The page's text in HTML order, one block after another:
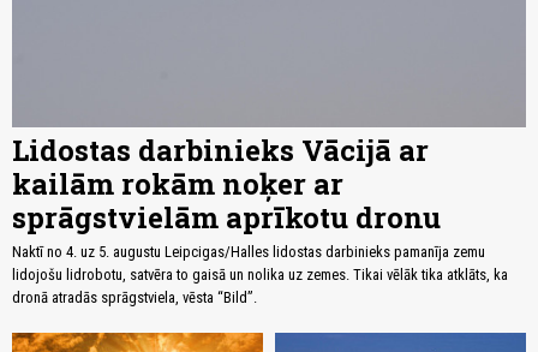
Lidostas darbinieks Vācijā ar
kailām rokām noķer ar
sprāgstvielām aprīkotu dronu
Naktī no 4. uz 5. augustu Leipcigas/Halles lidostas darbinieks pamanīja zemu
lidojošu lidrobotu, satvēra to gaisā un nolika uz zemes. Tikai vēlāk tika atklāts, ka
dronā atradās sprāgstviela, vēsta “Bild”.